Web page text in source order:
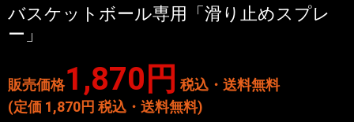
バスケットボール専用「滑り止めスプレ
ー」
販売価格1,870円 税込・送料無料
(定価 1,870円 税込・送料無料)